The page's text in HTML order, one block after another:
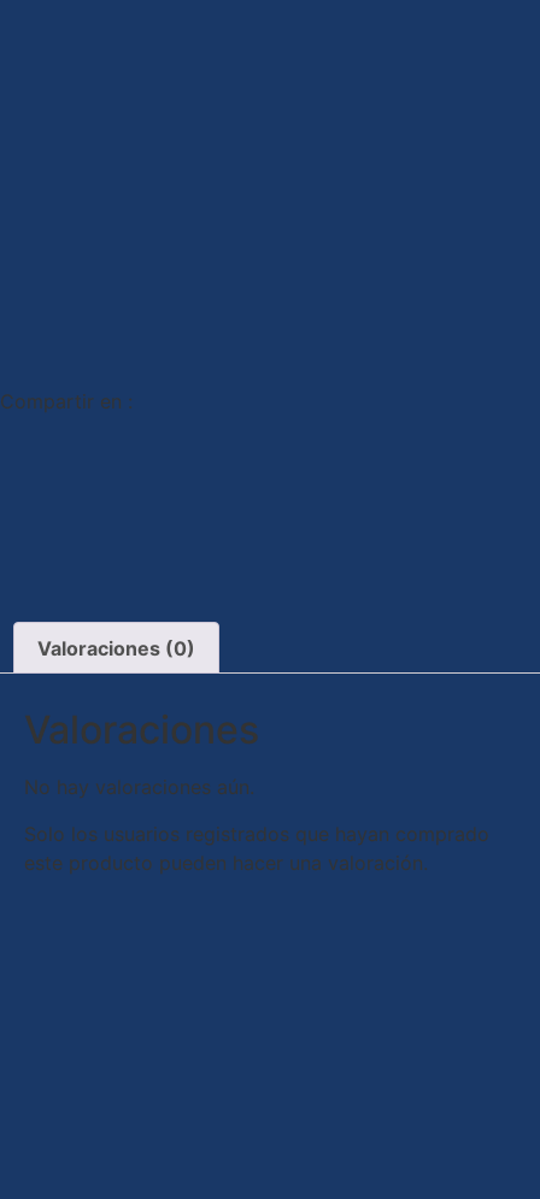
Compartir en :
Valoraciones (0)
Valoraciones
No hay valoraciones aún.
Solo los usuarios registrados que hayan comprado
este producto pueden hacer una valoración.